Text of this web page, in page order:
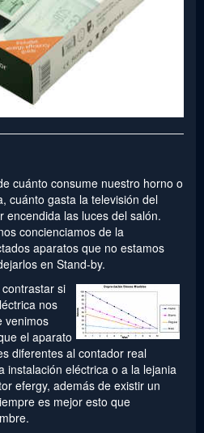
cuánto consume nuestro horno o
cuánto gasta la televisión del
encendida las luces del salón.
concienciamos de la
aparatos que no estamos
en Stand-by.
si
nos
venimos
el aparato
diferentes al contador real
instalación eléctrica o a la lejania
efergy, además de existir un
es mejor esto que